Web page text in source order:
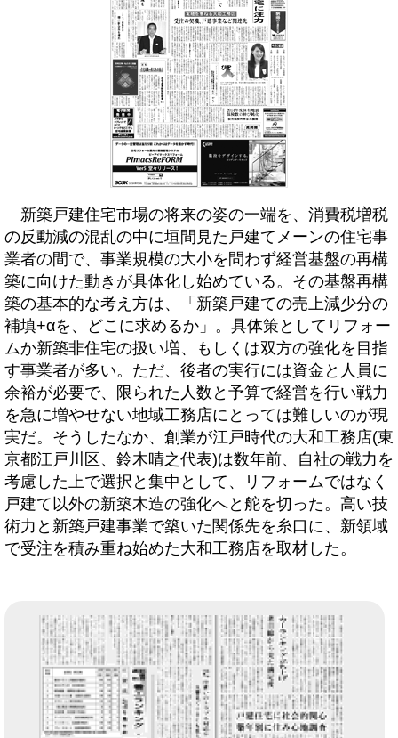
新築戸建住宅市場の将来の姿の一端を、消費税増税
の反動減の混乱の中に垣間見た戸建てメーンの住宅事
業者の間で、事業規模の大小を問わず経営基盤の再構
築に向けた動きが具体化し始めている。その基盤再構
築の基本的な考え方は、「新築戸建ての売上減少分の
補填+αを、どこに求めるか」。具体策としてリフォー
ムか新築非住宅の扱い増、もしくは双方の強化を目指
す事業者が多い。ただ、後者の実行には資金と人員に
余裕が必要で、限られた人数と予算で経営を行い戦力
を急に増やせない地域工務店にとっては難しいのが現
実だ。そうしたなか、創業が江戸時代の大和工務店(東
京都江戸川区、鈴木晴之代表)は数年前、自社の戦力を
考慮した上で選択と集中として、リフォームではなく
戸建て以外の新築木造の強化へと舵を切った。高い技
術力と新築戸建事業で築いた関係先を糸口に、新領域
で受注を積み重ね始めた大和工務店を取材した。